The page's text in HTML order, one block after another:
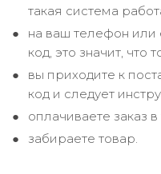
такая система
на ваш телефон или
код, это значит, что
вы приходите к
код и следует
оплачиваете заказ
забираете товар.